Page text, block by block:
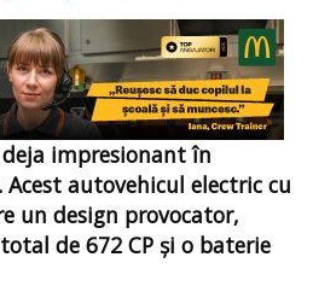
impresionant în
Acest autovehicul electric cu
un design provocator,
de 672 CP și o baterie